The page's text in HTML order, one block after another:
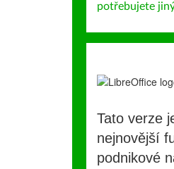
potřebujete
Tato verze
nejnovější
podnikové